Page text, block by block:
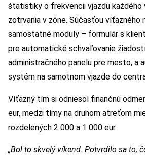
štatistiky o frekvencii vjazdu každého
zotrvania v zóne. Súčasťou víťazného
samostatné moduly – formulár s
pre automatické schvaľovanie
administračného panelu pre mesto, a
systém na samotnom vjazde do
Víťazný tím si odniesol finančnú
eur, medzi tímy na druhom atreťom
rozdelených 2 000 a 1 000 eur.
„Bol to skvelý víkend. Potvrdilo sa to,